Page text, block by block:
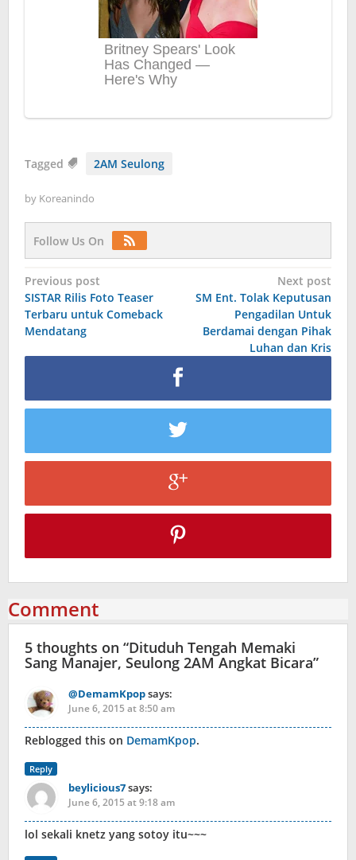
Tagged 2AM Seulong
by Koreanindo
Follow Us On
Post
navigation
Previous post
SISTAR Rilis Foto Teaser
Terbaru untuk Comeback
Mendatang
Next post
SM Ent. Tolak Keputusan
Pengadilan Untuk
Berdamai dengan Pihak
Luhan dan Kris
Comment
5 thoughts on “Dituduh Tengah Memaki
Sang Manajer, Seulong 2AM Angkat Bicara”
@DemamKpopsays:
June 6, 2015 at 8:50 am
Reblogged this on DemamKpop.
Reply
beylicious7says:
June 6, 2015 at 9:18 am
lol sekali knetz yang sotoy itu~~~